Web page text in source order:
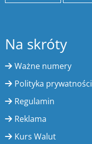
Na skróty
Ważne numery
Polityka prywatności
Regulamin
Reklama
Kurs Walut